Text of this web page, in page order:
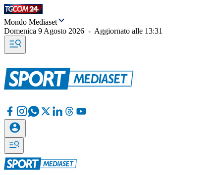
Mondo Mediaset
Domenica 9 Agosto 2026 - Aggiornato alle 13:31